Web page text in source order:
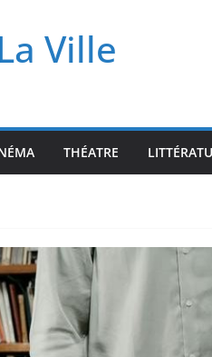
Ville
THÉATRE